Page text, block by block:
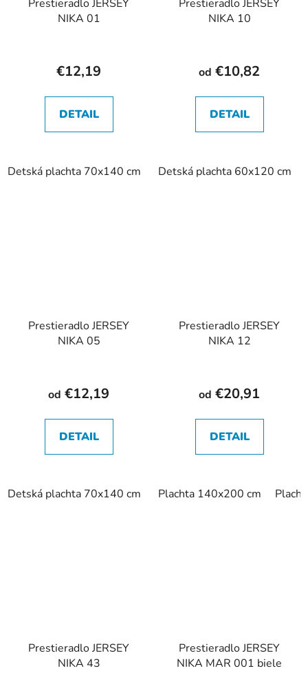
Prestieradlo JERSEY
NIKA 01
€12,19
DETAIL
Detská plachta 70x140 cm
Prestieradlo JERSEY
NIKA 10
od €10,82
DETAIL
Detská plachta 60x120 cm
Prestieradlo JERSEY
NIKA 05
od €12,19
DETAIL
Detská plachta 70x140 cm Plachta 120x200 cm
Prestieradlo JERSEY
NIKA 12
od €20,91
DETAIL
Plachta 140x200 cm
Prestieradlo JERSEY
NIKA 43
Prestieradlo JERSEY
NIKA MAR 001 biele